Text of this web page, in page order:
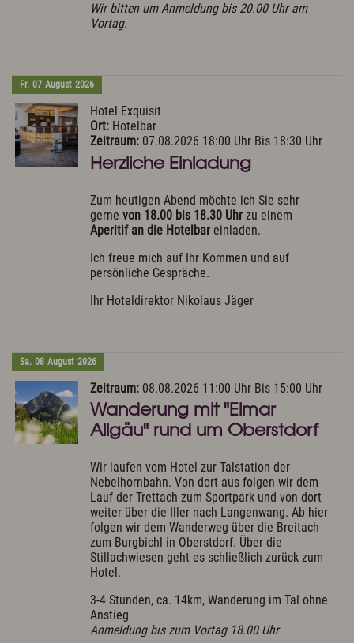
Wir bitten um Anmeldung bis 20.00 Uhr am
Vortag.
Fr. 07 August 2026
Hotel Exquisit
Ort: Hotelbar
Zeitraum: 07.08.2026 18:00 Uhr Bis 18:30 Uhr
Herzliche Einladung
Zum heutigen Abend möchte ich Sie sehr
gerne von 18.00 bis 18.30 Uhrzu einem
Aperitif an die Hotelbareinladen.
Ich freue mich auf Ihr Kommen und auf
persönliche Gespräche.
Ihr Hoteldirektor Nikolaus Jäger
Sa. 08 August 2026
Zeitraum: 08.08.2026 11:00 Uhr Bis 15:00 Uhr
Wanderung mit "Elmar
Allgäu" rund um Oberstdorf
Wir laufen vom Hotel zur Talstation der
Nebelhornbahn. Von dort aus folgen wir dem
Lauf der Trettach zum Sportpark und von dort
weiter über die Iller nach Langenwang. Ab hier
folgen wir dem Wanderweg über die Breitach
zum Burgbichl in Oberstdorf. Über die
Stillachwiesen geht es schließlich zurück zum
Hotel.
3-4 Stunden, ca. 14km, Wanderung im Tal ohne
Anstieg
Anmeldung bis zum Vortag 18.00 Uhr